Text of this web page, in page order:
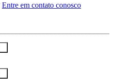
Entre em contato conosco